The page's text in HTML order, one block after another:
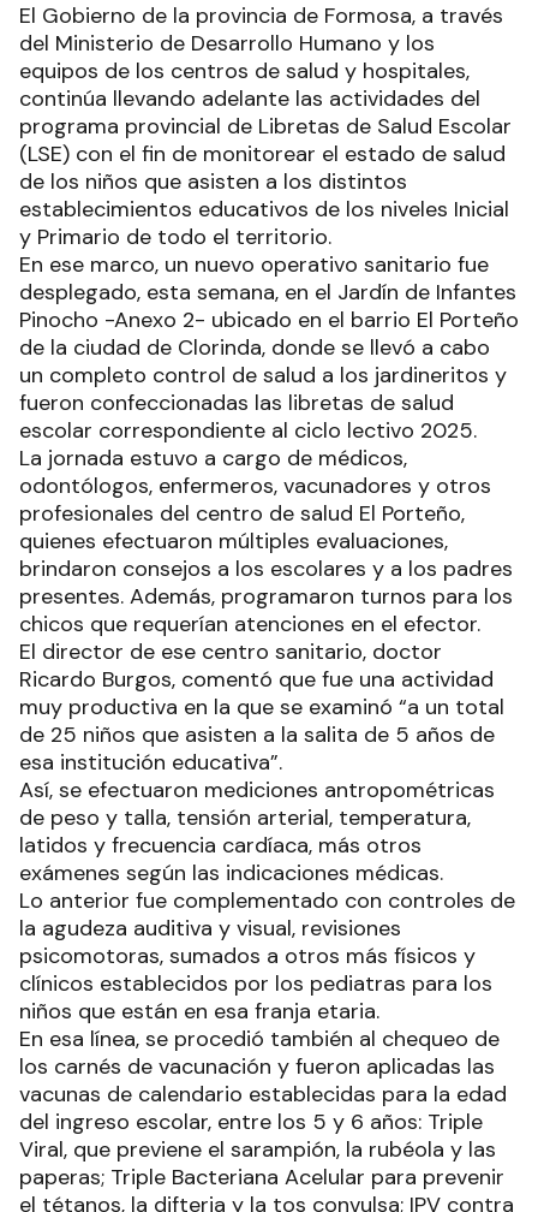
El Gobierno de la provincia de Formosa, a través
del Ministerio de Desarrollo Humano y los
equipos de los centros de salud y hospitales,
continúa llevando adelante las actividades del
programa provincial de Libretas de Salud Escolar
(LSE) con el fin de monitorear el estado de salud
de los niños que asisten a los distintos
establecimientos educativos de los niveles Inicial
y Primario de todo el territorio.
En ese marco, un nuevo operativo sanitario fue
desplegado, esta semana, en el Jardín de Infantes
Pinocho -Anexo 2- ubicado en el barrio El Porteño
de la ciudad de Clorinda, donde se llevó a cabo
un completo control de salud a los jardineritos y
fueron confeccionadas las libretas de salud
escolar correspondiente al ciclo lectivo 2025.
La jornada estuvo a cargo de médicos,
odontólogos, enfermeros, vacunadores y otros
profesionales del centro de salud El Porteño,
quienes efectuaron múltiples evaluaciones,
brindaron consejos a los escolares y a los padres
presentes. Además, programaron turnos para los
chicos que requerían atenciones en el efector.
El director de ese centro sanitario, doctor
Ricardo Burgos, comentó que fue una actividad
muy productiva en la que se examinó “a un total
de 25 niños que asisten a la salita de 5 años de
esa institución educativa”.
Así, se efectuaron mediciones antropométricas
de peso y talla, tensión arterial, temperatura,
latidos y frecuencia cardíaca, más otros
exámenes según las indicaciones médicas.
Lo anterior fue complementado con controles de
la agudeza auditiva y visual, revisiones
psicomotoras, sumados a otros más físicos y
clínicos establecidos por los pediatras para los
niños que están en esa franja etaria.
En esa línea, se procedió también al chequeo de
los carnés de vacunación y fueron aplicadas las
vacunas de calendario establecidas para la edad
del ingreso escolar, entre los 5 y 6 años: Triple
Viral, que previene el sarampión, la rubéola y las
paperas; Triple Bacteriana Acelular para prevenir
el tétanos, la difteria y la tos convulsa; IPV contra